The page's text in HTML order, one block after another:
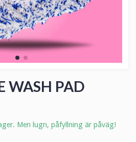
WASH PAD
Men lugn, påfyllning är påväg!